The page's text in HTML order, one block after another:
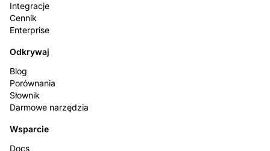
Integracje
Cennik
Enterprise
Odkrywaj
Blog
Porównania
Słownik
Darmowe narzędzia
Wsparcie
Docs